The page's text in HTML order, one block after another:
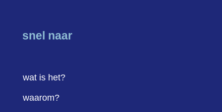
snel naar
wat is het?
waarom?